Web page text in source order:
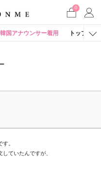
0
韓国アナウンサー着用 トップス
。
ていたんですが、